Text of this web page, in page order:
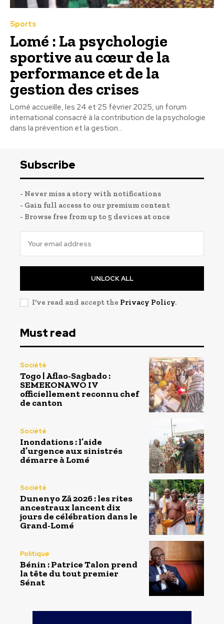
Sports
Lomé : La psychologie
sportive au cœur de la
performance et de la
gestion des crises
Lomé accueille, les 24 et 25 février 2025, un forum
international consacré à la contribution de la psychologie
dans la prévention et la gestion...
Subscribe
- Never miss a story with notifications
- Gain full access to our premium content
- Browse free from up to 5 devices at once
UNLOCK ALL
I've read and accept the Privacy Policy.
Must read
Société
Togo | Aflao-Sagbado :
SEMEKONAWO IV
officiellement reconnu chef
de canton
Société
Inondations : l’aide
d’urgence aux sinistrés
démarre à Lomé
Société
Dunenyo Zā 2026 : les rites
ancestraux lancent dix
jours de célébration dans le
Grand-Lomé
Politique
Bénin : Patrice Talon prend
la tête du tout premier
Sénat